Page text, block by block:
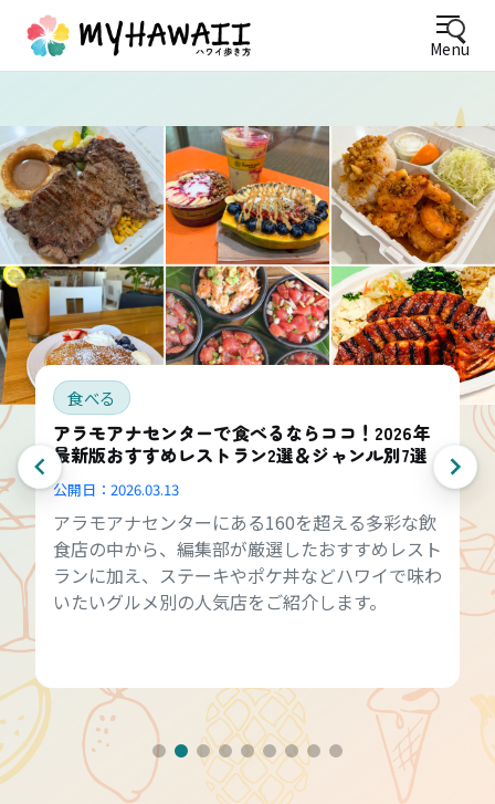
Menu
食べる
アラモアナセンターで食べるならココ！2026年
最新版おすすめレストラン2選＆ジャンル別7選
公開日： 2026.03.13
アラモアナセンターにある160を超える多彩な飲
食店の中から、編集部が厳選したおすすめレスト
ランに加え、ステーキやポケ丼などハワイで味わ
いたいグルメ別の人気店をご紹介します。